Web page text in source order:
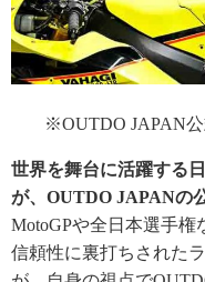
※OUTDO JAPAN
世界を舞台に活躍する
が、OUTDO JAPANの
MotoGPや全日本選手権
信頼性に裏打ちされた